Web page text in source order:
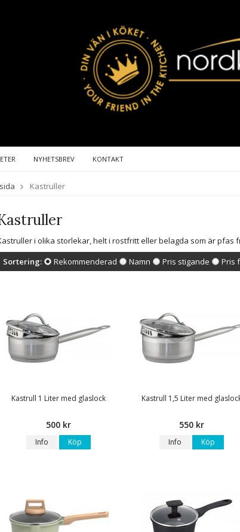
NYHETSBREV KONTAKT
Kastruller
i olika storlekar, helt i rostfritt eller belagda som är pfas
Sortering:
Rekommenderad Namn Pris stigande Pris
Kastrull 1 Liter med glaslock
500 kr
Info Köp
Kastrull 1,5 Liter med
550 kr
Info Köp